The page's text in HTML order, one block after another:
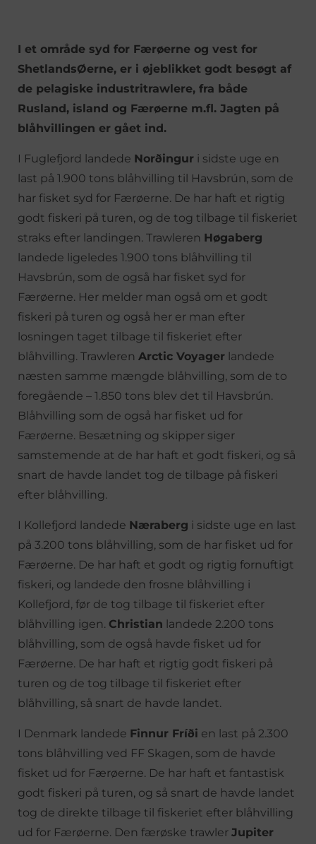
I et område syd for Færøerne og vest for
ShetlandsØerne, er i øjeblikket godt besøgt af
de pelagiske industritrawlere, fra både
Rusland, island og Færøerne m.fl. Jagten på
blåhvillingen er gået ind.
I Fuglefjord landede Norðingur i sidste uge en
last på 1.900 tons blåhvilling til Havsbrún, som de
har fisket syd for Færøerne. De har haft et rigtig
godt fiskeri på turen, og de tog tilbage til fiskeriet
straks efter landingen. Trawleren Høgaberg
landede ligeledes 1.900 tons blåhvilling til
Havsbrún, som de også har fisket syd for
Færøerne. Her melder man også om et godt
fiskeri på turen og også her er man efter
losningen taget tilbage til fiskeriet efter
blåhvilling. Trawleren Arctic Voyager landede
næsten samme mængde blåhvilling, som de to
foregående – 1.850 tons blev det til Havsbrún.
Blåhvilling som de også har fisket ud for
Færøerne. Besætning og skipper siger
samstemende at de har haft et godt fiskeri, og så
snart de havde landet tog de tilbage på fiskeri
efter blåhvilling.
I Kollefjord landede Næraberg i sidste uge en last
på 3.200 tons blåhvilling, som de har fisket ud for
Færøerne. De har haft et godt og rigtig fornuftigt
fiskeri, og landede den frosne blåhvilling i
Kollefjord, før de tog tilbage til fiskeriet efter
blåhvilling igen. Christian landede 2.200 tons
blåhvilling, som de også havde fisket ud for
Færøerne. De har haft et rigtig godt fiskeri på
turen og de tog tilbage til fiskeriet efter
blåhvilling, så snart de havde landet.
I Denmark landede Finnur Fríði en last på 2.300
tons blåhvilling ved FF Skagen, som de havde
fisket ud for Færøerne. De har haft et fantastisk
godt fiskeri på turen, og så snart de havde landet
tog de direkte tilbage til fiskeriet efter blåhvilling
ud for Færøerne. Den færøske trawler Jupiter